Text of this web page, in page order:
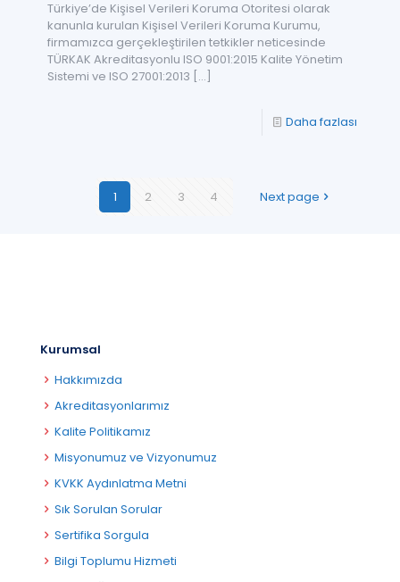
Türkiye’de Kişisel Verileri Koruma Otoritesi olarak
kanunla kurulan Kişisel Verileri Koruma Kurumu,
firmamızca gerçekleştirilen tetkikler neticesinde
TÜRKAK Akreditasyonlu ISO 9001:2015 Kalite Yönetim
Sistemi ve ISO 27001:2013 […]
Daha fazlası
1 2 3 4 Next page
Kurumsal
Hakkımızda
Akreditasyonlarımız
Kalite Politikamız
Misyonumuz ve Vizyonumuz
KVKK Aydınlatma Metni
Sık Sorulan Sorular
Sertifika Sorgula
Bilgi Toplumu Hizmeti